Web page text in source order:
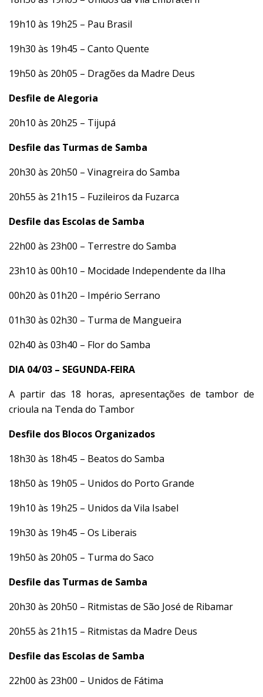
19h10 às 19h25 – Pau Brasil
19h30 às 19h45 – Canto Quente
19h50 às 20h05 – Dragões da Madre Deus
Desfile de Alegoria
20h10 às 20h25 – Tijupá
Desfile das Turmas de Samba
20h30 às 20h50 – Vinagreira do Samba
20h55 às 21h15 – Fuzileiros da Fuzarca
Desfile das Escolas de Samba
22h00 às 23h00 – Terrestre do Samba
23h10 às 00h10 – Mocidade Independente da Ilha
00h20 às 01h20 – Império Serrano
01h30 às 02h30 – Turma de Mangueira
02h40 às 03h40 – Flor do Samba
DIA 04/03 – SEGUNDA-FEIRA
A partir das 18 horas, apresentações de tambor de
crioula na Tenda do Tambor
Desfile dos Blocos Organizados
18h30 às 18h45 – Beatos do Samba
18h50 às 19h05 – Unidos do Porto Grande
19h10 às 19h25 – Unidos da Vila Isabel
19h30 às 19h45 – Os Liberais
19h50 às 20h05 – Turma do Saco
Desfile das Turmas de Samba
20h30 às 20h50 – Ritmistas de São José de Ribamar
20h55 às 21h15 – Ritmistas da Madre Deus
Desfile das Escolas de Samba
22h00 às 23h00 – Unidos de Fátima